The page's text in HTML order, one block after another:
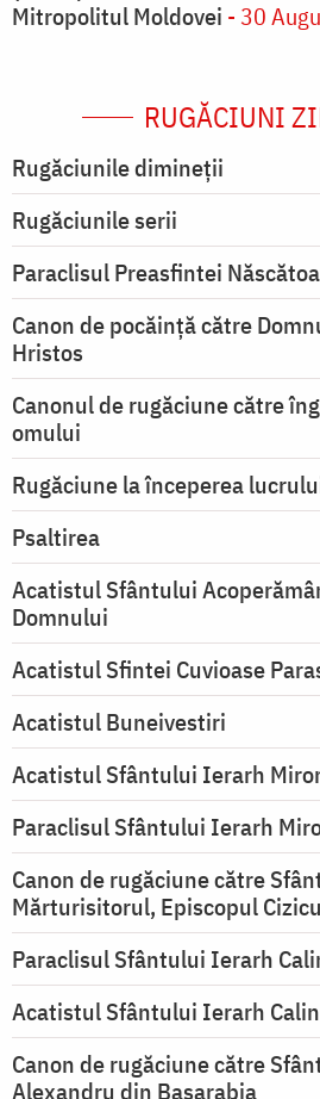
Mitropolitul Moldovei - 30
RUGĂCIUNI
Rugăciunile dimineții
Rugăciunile serii
Paraclisul Preasfintei
Canon de pocăință către
Hristos
Canonul de rugăciune către
omului
Rugăciune la începerea
Psaltirea
Acatistul Sfântului
Domnului
Acatistul Sfintei Cuvioase
Acatistul Buneivestiri
Acatistul Sfântului Ierarh
Paraclisul Sfântului Ierarh
Canon de rugăciune către
Mărturisitorul, Episcopul
Paraclisul Sfântului Ierarh
Acatistul Sfântului Ierarh
Canon de rugăciune către
Alexandru din Basarabia